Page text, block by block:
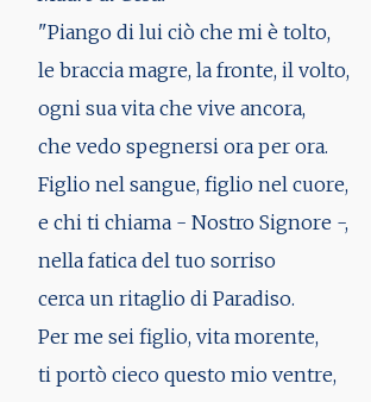
"Piango di lui ciò che mi è tolto,
le braccia magre, la fronte, il volto,
ogni sua vita che vive ancora,
che vedo spegnersi ora per ora.
Figlio nel sangue, figlio nel cuore,
e chi ti chiama - Nostro Signore -,
nella fatica del tuo sorriso
cerca un ritaglio di Paradiso.
Per me sei figlio, vita morente,
ti portò cieco questo mio ventre,